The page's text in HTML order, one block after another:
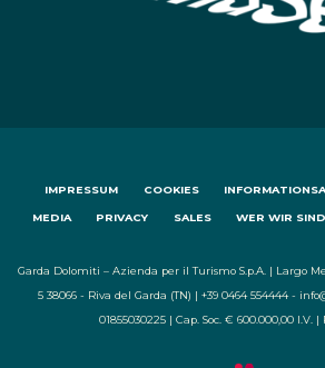
IMPRESSUM COOKIES
MEDIA PRIVACY SALES WER WIR SIND
Garda Dolomiti – Azienda per il Turismo S.p.A. | Largo
5 38066 - Riva del Garda (TN) | +39 0464 554444 -
01855030225 | Cap. Soc. € 600.000,00 I.V. |